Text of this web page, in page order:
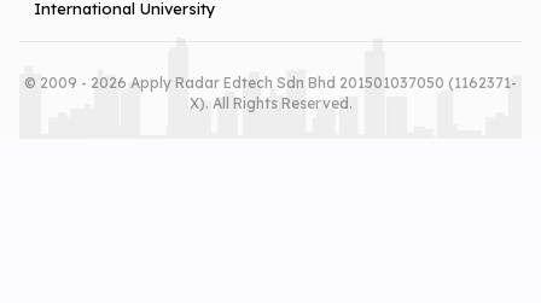
International University
© 2009 - 2026 Apply Radar Edtech Sdn Bhd 201501037050 (1162371-
X). All Rights Reserved.